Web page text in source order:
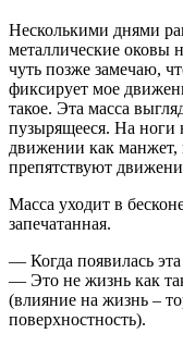
Несколькими днями
металлические оковы
чуть позже замечаю,
фиксирует мое
такое. Эта масса
пузырящееся. На ноги
движении как
препятствуют
Масса уходит в
запечатанная.
— Когда появилась эта
— Это не жизнь как
(влияние на жизнь –
поверхностность).